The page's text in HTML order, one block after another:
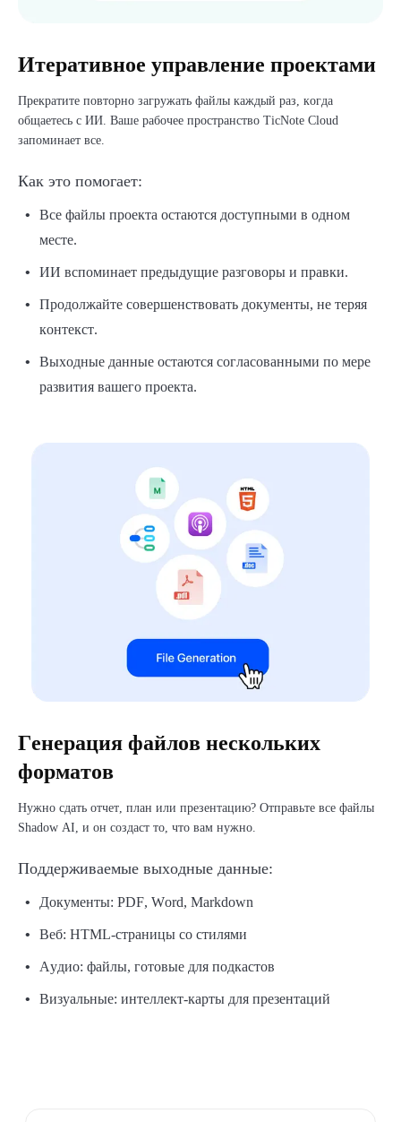
Итеративное управление проектами
Прекратите повторно загружать файлы каждый раз, когда
общаетесь с ИИ. Ваше рабочее пространство TicNote Cloud
запоминает все.
Как это помогает:
Все файлы проекта остаются доступными в одном
месте.
ИИ вспоминает предыдущие разговоры и правки.
Продолжайте совершенствовать документы, не теряя
контекст.
Выходные данные остаются согласованными по мере
развития вашего проекта.
Генерация файлов нескольких
форматов
Нужно сдать отчет, план или презентацию? Отправьте все файлы
Shadow AI, и он создаст то, что вам нужно.
Поддерживаемые выходные данные:
Документы: PDF, Word, Markdown
Веб: HTML-страницы со стилями
Аудио: файлы, готовые для подкастов
Визуальные: интеллект-карты для презентаций